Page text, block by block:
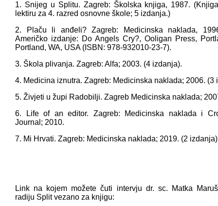
1. Snijeg u Splitu. Zagreb: Školska knjiga, 1987.
lektiru za 4. razred osnovne škole; 5 izdanja.)
2. Plaču li anđeli? Zagreb: Medicinska naklada,
Američko izdanje: Do Angels Cry?, Ooligan Press,
Portland, WA, USA (ISBN: 978-932010-23-7).
3. Škola plivanja. Zagreb: Alfa; 2003. (4 izdanja).
4. Medicina iznutra. Zagreb: Medicinska naklada; 2006. (3
5. Živjeti u župi Radobilji. Zagreb Medicinska naklada;
6. Life of an editor. Zagreb: Medicinska naklada i
Journal; 2010.
7. Mi Hrvati. Zagreb: Medicinska naklada; 2019. (2 izdanja)
Link na kojem možete čuti intervju dr. sc. Matka
radiju Split vezano za knjigu: